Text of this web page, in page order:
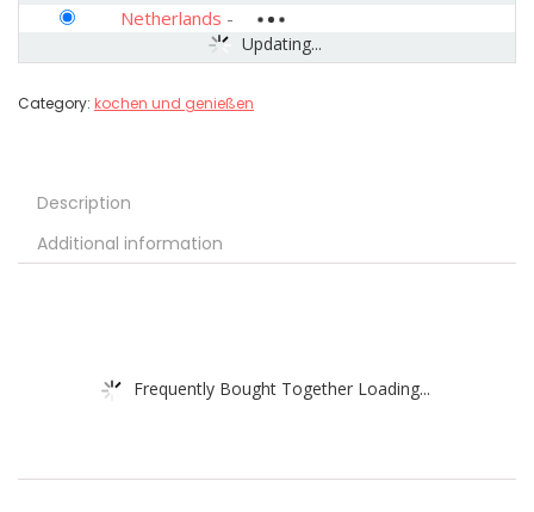
Updating...
Netherlands -
Category: kochen und genießen
Description
Additional information
Frequently Bought Together Loading...